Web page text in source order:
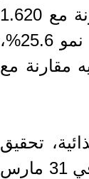
جنيه خلال الفترة المنتهية في 31 مارس عام 2022 مقارنة مع 1.620
مليار جنيه خلال الفترة المماثلة من العام الماضي بنسبة نمو 25.6%،
الضرائب 628 مليون جنيه مقارنة مع
تحقيق
صافي مبيعات بلغ 23.2 مليون جنيه خلال الفترة المنتهية في 31 مارس